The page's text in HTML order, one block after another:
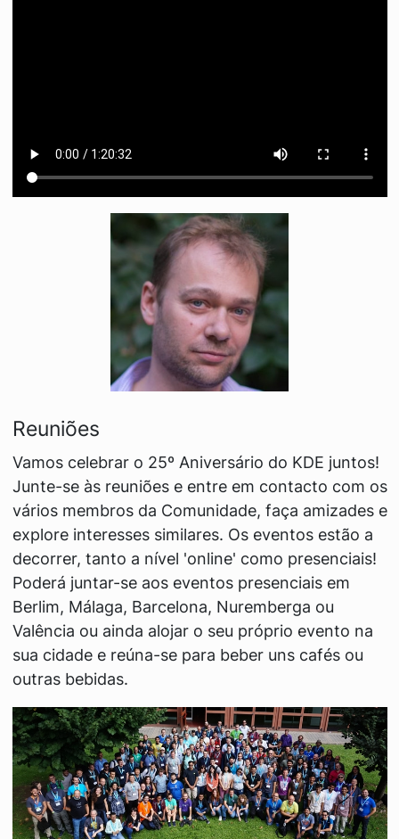
Reuniões
Vamos celebrar o 25º Aniversário do KDE juntos!
Junte-se às reuniões e entre em contacto com os
vários membros da Comunidade, faça amizades e
explore interesses similares. Os eventos estão a
decorrer, tanto a nível 'online' como presenciais!
Poderá juntar-se aos eventos presenciais em
Berlim, Málaga, Barcelona, Nuremberga ou
Valência ou ainda alojar o seu próprio evento na
sua cidade e reúna-se para beber uns cafés ou
outras bebidas.